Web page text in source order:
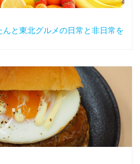
と東北グルメの日常と非日常を